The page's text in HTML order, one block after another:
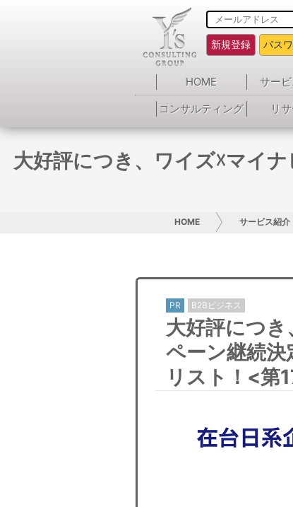
新規登録 パス
HOME サー
コンサルティング
リ
大好評につき、ワイズ☓マイ
HOME サービス紹介
PR B2Bビジネス
大好評につ
ペーン継続決
リスト！<第